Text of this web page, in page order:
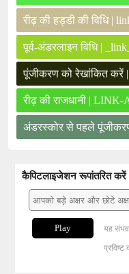
रीढ़ की हड्डी की विधि |
पूर्व-अंडरलाइन विधि |
पूंजीकरण को रेखांकित करें
रीढ़ की राजधानी | LINK-
अंडरस्कोर से पहले
कैपिटलाइजेशन रूपांतरित करें
Play
यह संभव
प्रविष्ट